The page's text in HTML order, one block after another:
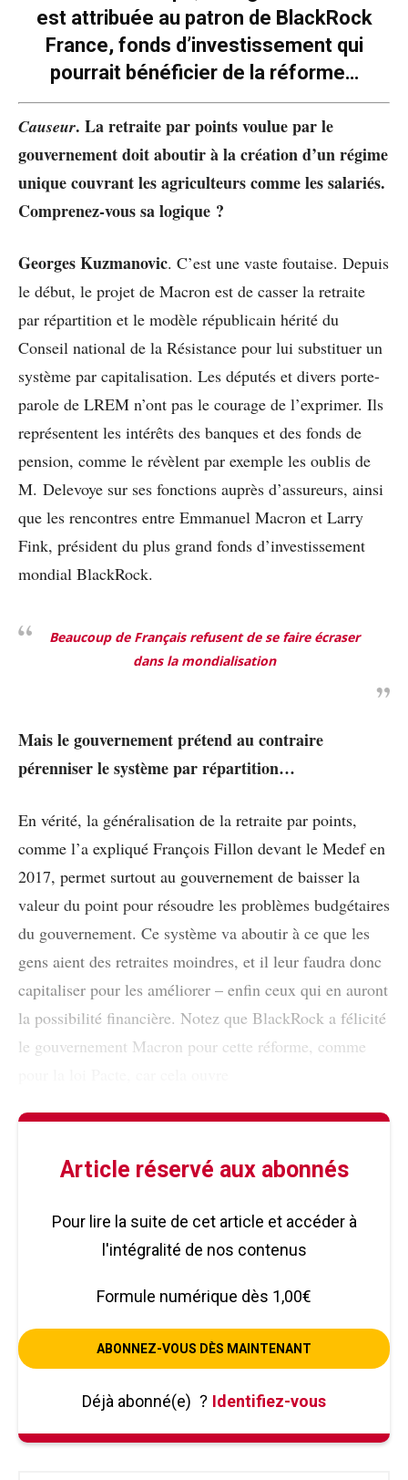
est attribuée au patron de BlackRock
France, fonds d’investissement qui
pourrait bénéficier de la réforme…
Causeur. La retraite par points voulue par le
gouvernement doit aboutir à la création d’un régime
unique couvrant les agriculteurs comme les salariés.
Comprenez-vous sa logique ?
Georges Kuzmanovic. C’est une vaste foutaise. Depuis
le début, le projet de Macron est de casser la retraite
par répartition et le modèle républicain hérité du
Conseil national de la Résistance pour lui substituer un
système par capitalisation. Les députés et divers porte-
parole de LREM n’ont pas le courage de l’exprimer. Ils
représentent les intérêts des banques et des fonds de
pension, comme le révèlent par exemple les oublis de
M. Delevoye sur ses fonctions auprès d’assureurs, ainsi
que les rencontres entre Emmanuel Macron et Larry
Fink, président du plus grand fonds d’investissement
mondial BlackRock.
Beaucoup de Français refusent de se faire écraser
dans la mondialisation
Mais le gouvernement prétend au contraire
pérenniser le système par répartition…
En vérité, la généralisation de la retraite par points,
comme l’a expliqué François Fillon devant le Medef en
2017, permet surtout au gouvernement de baisser la
valeur du point pour résoudre les problèmes budgétaires
du gouvernement. Ce système va aboutir à ce que les
gens aient des retraites moindres, et il leur faudra donc
capitaliser pour les améliorer – enfin ceux qui en auront
la possibilité financière. Notez que BlackRock a félicité
le gouvernement Macron pour cette réforme, comme
Article réservé aux abonnés
Pour lire la suite de cet article et accéder à
l'intégralité de nos contenus
Formule numérique dès 1,00€
ABONNEZ-VOUS DÈS MAINTENANT
Déjà abonné(e) ? Identifiez-vous